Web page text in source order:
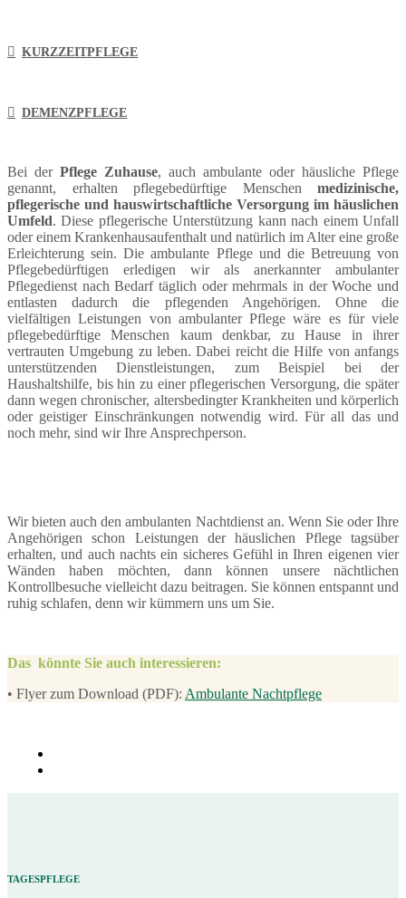
KURZZEITPFLEGE
DEMENZPFLEGE
Bei der Pflege Zuhause, auch ambulante oder häusliche Pflege
genannt, erhalten pflegebedürftige Menschen medizinische,
pflegerische und hauswirtschaftliche Versorgung im häuslichen
Umfeld. Diese pflegerische Unterstützung kann nach einem Unfall
oder einem Krankenhausaufenthalt und natürlich im Alter eine große
Erleichterung sein. Die ambulante Pflege und die Betreuung von
Pflegebedürftigen erledigen wir als anerkannter ambulanter
Pflegedienst nach Bedarf täglich oder mehrmals in der Woche und
entlasten dadurch die pflegenden Angehörigen. Ohne die
vielfältigen Leistungen von ambulanter Pflege wäre es für viele
pflegebedürftige Menschen kaum denkbar, zu Hause in ihrer
vertrauten Umgebung zu leben. Dabei reicht die Hilfe von anfangs
unterstützenden Dienstleistungen, zum Beispiel bei der
Haushaltshilfe, bis hin zu einer pflegerischen Versorgung, die später
dann wegen chronischer, altersbedingter Krankheiten und körperlich
oder geistiger Einschränkungen notwendig wird. Für all das und
noch mehr, sind wir Ihre Ansprechperson.
Wir bieten auch den ambulanten Nachtdienst an. Wenn Sie oder Ihre
Angehörigen schon Leistungen der häuslichen Pflege tagsüber
erhalten, und auch nachts ein sicheres Gefühl in Ihren eigenen vier
Wänden haben möchten, dann können unsere nächtlichen
Kontrollbesuche vielleicht dazu beitragen. Sie können entspannt und
ruhig schlafen, denn wir kümmern uns um Sie.
Das könnte Sie auch interessieren:
• Flyer zum Download (PDF): Ambulante Nachtpflege
TAGESPFLEGE